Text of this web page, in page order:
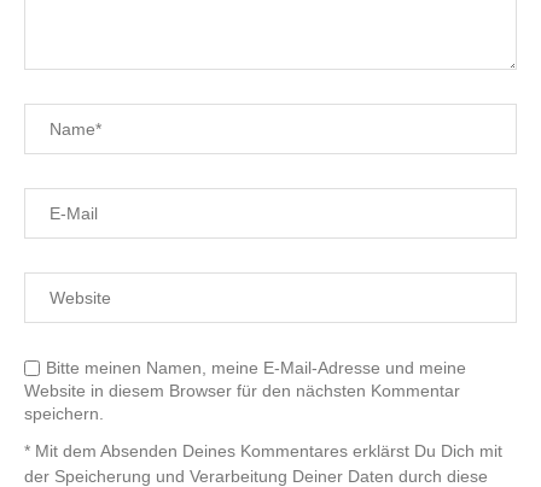
Bitte meinen Namen, meine E-Mail-Adresse und meine
Website in diesem Browser für den nächsten Kommentar
speichern.
* Mit dem Absenden Deines Kommentares erklärst Du Dich mit
der Speicherung und Verarbeitung Deiner Daten durch diese